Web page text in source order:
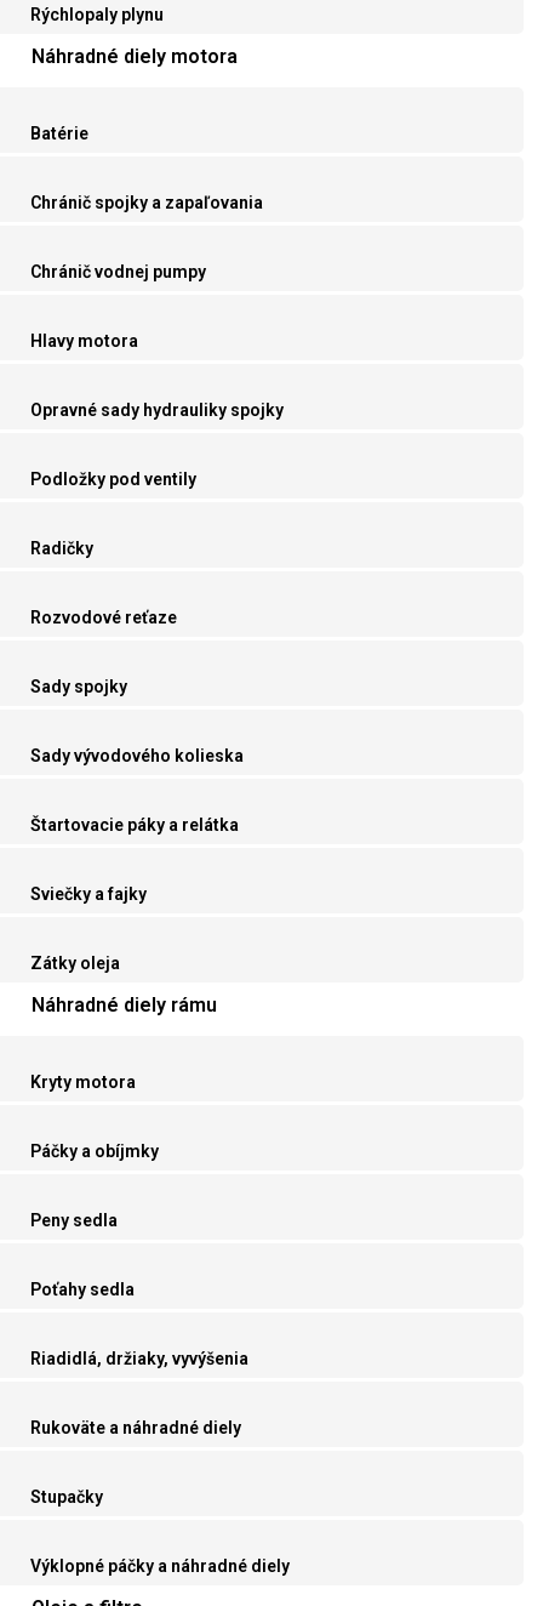
Rýchlopaly plynu
Náhradné diely motora
Batérie
Chránič spojky a zapaľovania
Chránič vodnej pumpy
Hlavy motora
Opravné sady hydrauliky spojky
Podložky pod ventily
Radičky
Rozvodové reťaze
Sady spojky
Sady vývodového kolieska
Štartovacie páky a relátka
Sviečky a fajky
Zátky oleja
Náhradné diely rámu
Kryty motora
Páčky a obíjmky
Peny sedla
Poťahy sedla
Riadidlá, držiaky, vyvýšenia
Rukoväte a náhradné diely
Stupačky
Výklopné páčky a náhradné diely